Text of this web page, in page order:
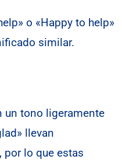
o «Happy to help»
similar.
un tono ligeramente
llevan
lo que estas